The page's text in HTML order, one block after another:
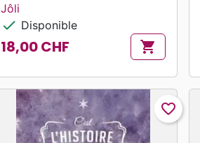
Jôli
check Disponible
Prix
18,00 CHF shopping_cart
favorite_border